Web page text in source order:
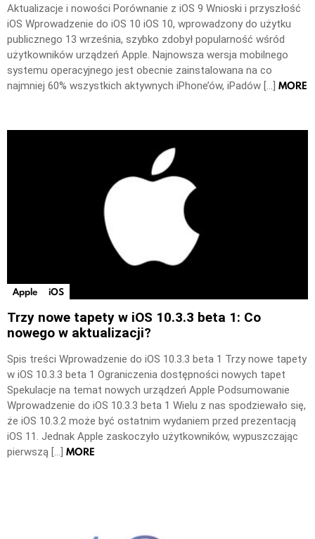
Aktualizacje i nowości Porównanie z iOS 9 Wnioski i przyszłość
iOS Wprowadzenie do iOS 10 iOS 10, wprowadzony do użytku
publicznego 13 września, szybko zdobył popularność wśród
użytkowników urządzeń Apple. Najnowsza wersja mobilnego
systemu operacyjnego jest obecnie zainstalowana na co
najmniej 60% wszystkich aktywnych iPhone’ów, iPadów […] MORE
Apple iOS
Trzy nowe tapety w iOS 10.3.3 beta 1: Co
nowego w aktualizacji?
Spis treści Wprowadzenie do iOS 10.3.3 beta 1 Trzy nowe tapety
w iOS 10.3.3 beta 1 Ograniczenia dostępności nowych tapet
Spekulacje na temat nowych urządzeń Apple Podsumowanie
Wprowadzenie do iOS 10.3.3 beta 1 Wielu z nas spodziewało się,
że iOS 10.3.2 może być ostatnim wydaniem przed prezentacją
iOS 11. Jednak Apple zaskoczyło użytkowników, wypuszczając
pierwszą […] MORE